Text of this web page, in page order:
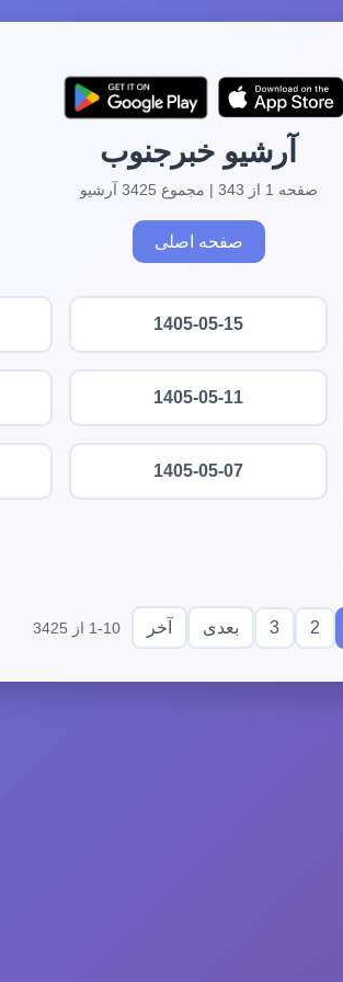
آرشیو خبرجنوب
صفحه 1 از 343 | مجموع 3425 آرشیو
صفحه اصلی
1405-05-15
1405-05-11
1405-05-07
2
3 بعدی آخر 1-10 از 3425